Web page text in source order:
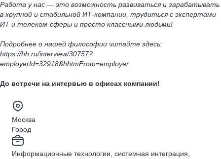
Работа у нас — это возможность развиваться и зарабатывать
в крупной и стабильной ИТ-компании, трудиться с экспертами
ИТ и телеком-сферы и просто классными людьми!
Подробнее о нашей философии читайте здесь:
https://hh.ru/interview/30757?
employerId=32918&hhtmFrom=employer
До встречи на интервью в офисах компании!
Москва
Город
Информационные технологии, системная интеграция,